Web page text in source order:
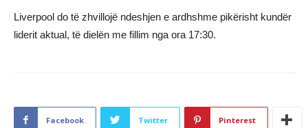
Liverpool do të zhvillojë ndeshjen e ardhshme pikërisht kundër
liderit aktual, të dielën me fillim nga ora 17:30.
Facebook Twitter Pinterest